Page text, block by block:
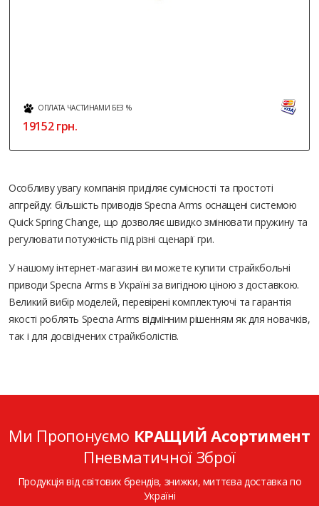
ОПЛАТА ЧАСТИНАМИ БЕЗ %
19152грн.
Особливу увагу компанія приділяє сумісності та простоті
апгрейду: більшість приводів Specna Arms оснащені системою
Quick Spring Change, що дозволяє швидко змінювати пружину та
регулювати потужність під різні сценарії гри.
У нашому інтернет-магазині ви можете купити страйкбольні
приводи Specna Arms в Україні за вигідною ціною з доставкою.
Великий вибір моделей, перевірені комплектуючі та гарантія
якості роблять Specna Arms відмінним рішенням як для новачків,
так і для досвідчених страйкболістів.
Ми Пропонуємо КРАЩИЙ Асортимент
Пневматичної Зброї
Продукція від світових брендів, знижки, миттєва доставка по
Україні